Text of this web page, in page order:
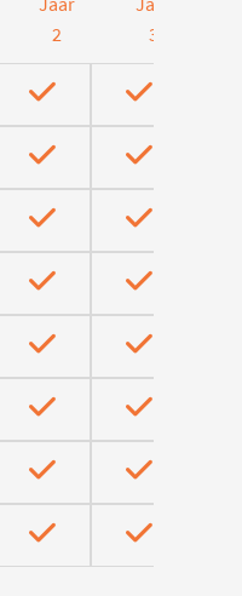
Jaar
2
Jaar
3